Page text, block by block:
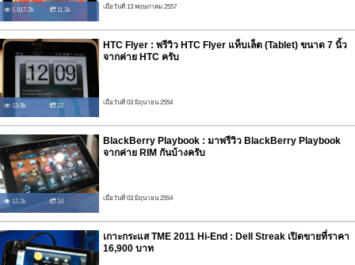
5,917.2k 11.3k เมื่อวันที่ 13 พฤษภาคม 2557
13.9k 22
HTC Flyer : พรีวิว HTC Flyer แท็บเล็ต (Tablet) ขนาด 7 นิ้ว
จากค่าย HTC ครับ
เมื่อวันที่ 03 มิถุนายน 2554
12.3k 14
BlackBerry Playbook : มาพรีวิว BlackBerry Playbook
จากค่าย RIM กันบ้างครับ
เมื่อวันที่ 03 มิถุนายน 2554
เกาะกระแส TME 2011 Hi-End : Dell Streak เปิดขายที่ราคา
16,900 บาท